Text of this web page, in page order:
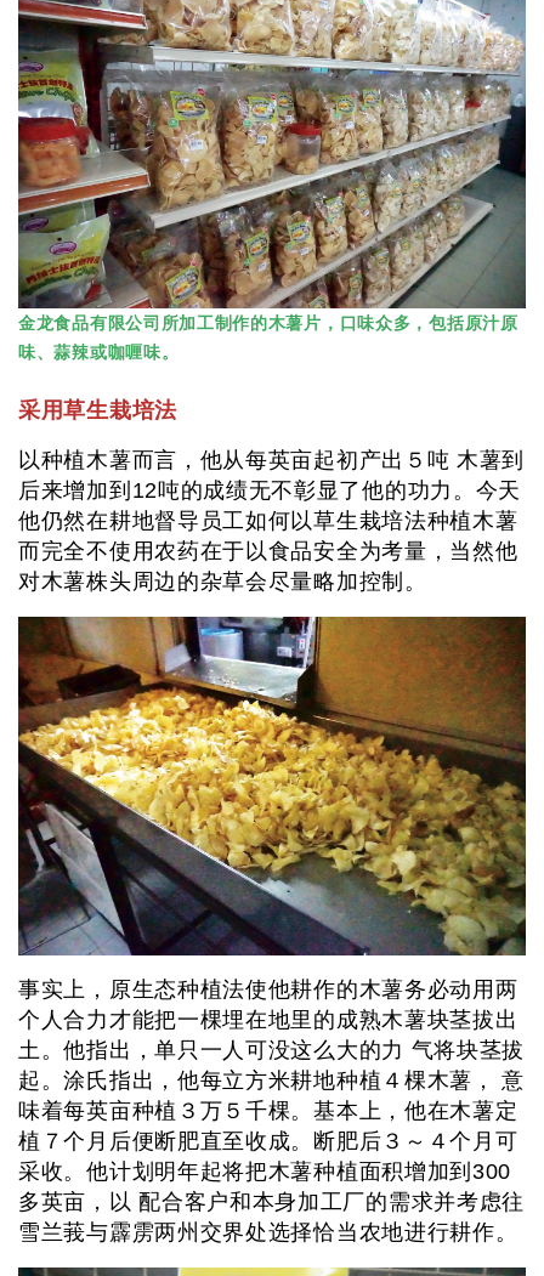
金龙食品有限公司所加工制作的木薯片，口味众多，包括原汁原
味、蒜辣或咖喱味。
采用草生栽培法
以种植木薯而言，他从每英亩起初产出５吨 木薯到
后来增加到12吨的成绩无不彰显了他的功力。今天
他仍然在耕地督导员工如何以草生栽培法种植木薯
而完全不使用农药在于以食品安全为考量，当然他
对木薯株头周边的杂草会尽量略加控制。
事实上，原生态种植法使他耕作的木薯务必动用两
个人合力才能把一棵埋在地里的成熟木薯块茎拔出
土。他指出，单只一人可没这么大的力 气将块茎拔
起。涂氏指出，他每立方米耕地种植４棵木薯， 意
味着每英亩种植３万５千棵。基本上，他在木薯定
植７个月后便断肥直至收成。断肥后３～４个月可
采收。他计划明年起将把木薯种植面积增加到300
多英亩，以 配合客户和本身加工厂的需求并考虑往
雪兰莪与霹雳两州交界处选择恰当农地进行耕作。